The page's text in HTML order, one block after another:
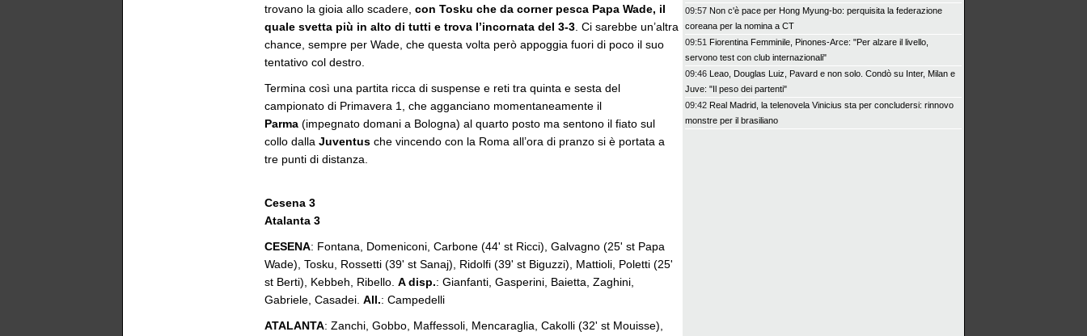
trovano la gioia allo scadere, con Tosku che da corner pesca Papa Wade, il
quale svetta più in alto di tutti e trova l’incornata del 3-3 . Ci sarebbe un’altra
chance, sempre per Wade, che questa volta però appoggia fuori di poco il suo
tentativo col destro.
Termina così una partita ricca di suspense e reti tra quinta e sesta del
campionato di Primavera 1, che agganciano momentaneamente il
Parma (impegnato domani a Bologna) al quarto posto ma sentono il fiato sul
collo dalla Juventus che vincendo con la Roma all’ora di pranzo si è portata a
tre punti di distanza.
Cesena 3
Atalanta 3
CESENA: Fontana, Domeniconi, Carbone (44' st Ricci), Galvagno (25' st Papa
Wade), Tosku, Rossetti (39' st Sanaj), Ridolfi (39' st Biguzzi), Mattioli, Poletti (25'
st Berti), Kebbeh, Ribello. A disp.: Gianfanti, Gasperini, Baietta, Zaghini,
Gabriele, Casadei. All.: Campedelli
ATALANTA: Zanchi, Gobbo, Maffessoli, Mencaraglia, Cakolli (32' st Mouisse),
09:57 Non c'è pace per Hong Myung-bo: perquisita la federazione
coreana per la nomina a CT
09:51 Fiorentina Femminile, Pinones-Arce: "Per alzare il livello,
servono test con club internazionali"
09:46 Leao, Douglas Luiz, Pavard e non solo. Condò su Inter, Milan e
Juve: "Il peso dei partenti"
09:42 Real Madrid, la telenovela Vinicius sta per concludersi: rinnovo
monstre per il brasiliano